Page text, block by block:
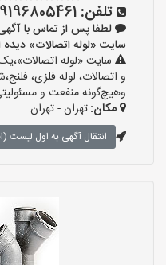
تلفن:
لطفا پس از تماس با
سایت «لوله اتصالات» دیده ام و کد
سایت «لوله
و اتصالات، لوله فلزی،
وهیچ‌گونه منفعت و
مکان:تهران - تهران
انتقال آگهی به اول لیست